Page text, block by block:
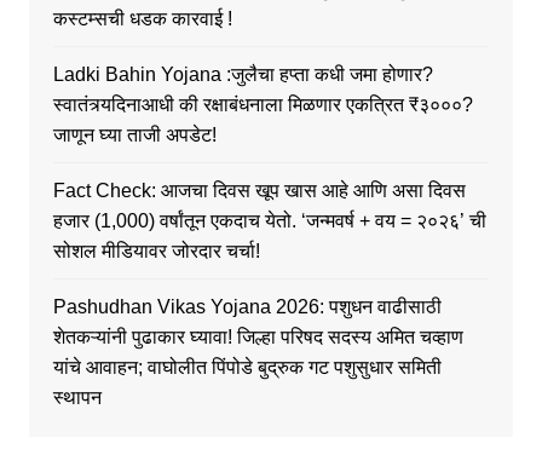
कस्टम्सची धडक कारवाई !
Ladki Bahin Yojana :जुलैचा हप्ता कधी जमा होणार?
स्वातंत्र्यदिनाआधी की रक्षाबंधनाला मिळणार एकत्रित ₹३०००?
जाणून घ्या ताजी अपडेट!
Fact Check: आजचा दिवस खूप खास आहे आणि असा दिवस
हजार (1,000) वर्षांतून एकदाच येतो. ‘जन्मवर्ष + वय = २०२६’ ची
सोशल मीडियावर जोरदार चर्चा!
Pashudhan Vikas Yojana 2026: पशुधन वाढीसाठी
शेतकऱ्यांनी पुढाकार घ्यावा! जिल्हा परिषद सदस्य अमित चव्हाण
यांचे आवाहन; वाघोलीत पिंपोडे बुद्रुक गट पशुसुधार समिती
स्थापन